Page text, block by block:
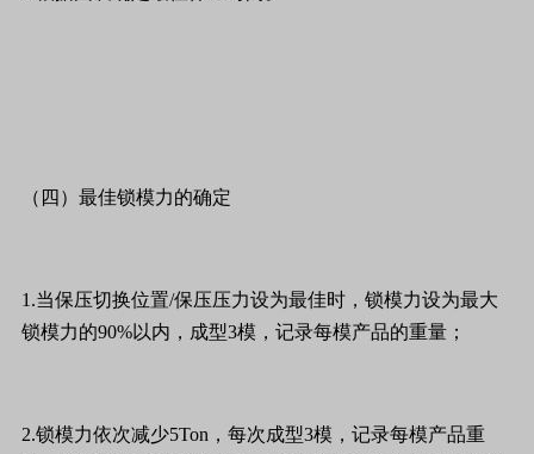
（四）最佳锁模力的确定
1.当保压切换位置/保压压力设为最佳时，锁模力设为最大
锁模力的90%以内，成型3模，记录每模产品的重量；
2.锁模力依次减少5Ton，每次成型3模，记录每模产品重